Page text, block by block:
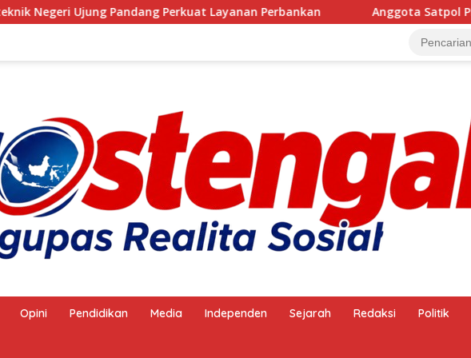
Perkuat Layanan Perbankan Anggota Satpol PP Kembali Operasikan
Opini Pendidikan Media Independen Sejarah Redaksi Politik